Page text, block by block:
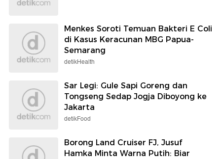
Menkes Soroti Temuan Bakteri E Coli
di Kasus Keracunan MBG Papua-
Semarang
detikHealth
Sar Legi: Gule Sapi Goreng dan
Tongseng Sedap Jogja Diboyong ke
Jakarta
detikFood
Borong Land Cruiser FJ, Jusuf
Hamka Minta Warna Putih: Biar